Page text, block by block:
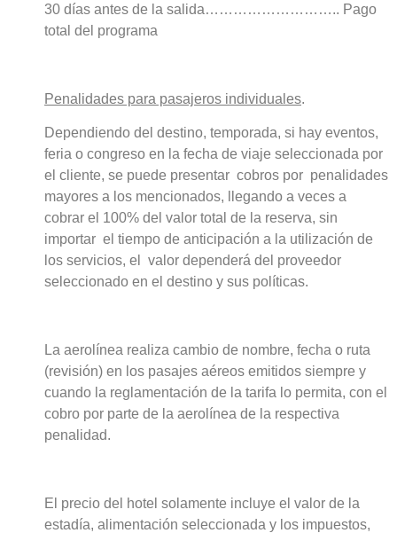
30 días antes de la salida……………………….. Pago
total del programa
Penalidades para pasajeros individuales.
Dependiendo del destino, temporada, si hay eventos,
feria o congreso en la fecha de viaje seleccionada por
el cliente, se puede presentar cobros por penalidades
mayores a los mencionados, llegando a veces a
cobrar el 100% del valor total de la reserva, sin
importar el tiempo de anticipación a la utilización de
los servicios, el valor dependerá del proveedor
seleccionado en el destino y sus políticas.
La aerolínea realiza cambio de nombre, fecha o ruta
(revisión) en los pasajes aéreos emitidos siempre y
cuando la reglamentación de la tarifa lo permita, con el
cobro por parte de la aerolínea de la respectiva
penalidad.
El precio del hotel solamente incluye el valor de la
estadía, alimentación seleccionada y los impuestos,